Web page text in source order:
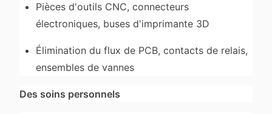
Pièces d'outils CNC, connecteurs
électroniques, buses d'imprimante 3D
Élimination du flux de PCB, contacts de relais,
ensembles de vannes
Des soins personnels